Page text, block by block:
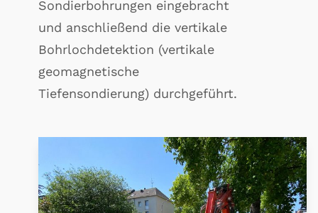
Sondierbohrungen eingebracht
und anschließend die vertikale
Bohrlochdetektion (vertikale
geomagnetische
Tiefensondierung) durchgeführt.